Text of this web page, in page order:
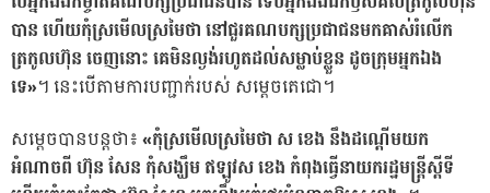
បាន ហើយកុំស្រមើលស្រមៃថា នៅជួរគណបក្សប្រជាជនមកគាស់រំលើក
ត្រកូលហ៊ុន ចេញនោះ គេមិនល្ងង់រហូតដល់សម្លាប់ខ្លួន ដូចក្រុមអ្នកឯង
ទេ»។ នេះបើតាមការបញ្ជាក់របស់ សម្តេចតេជោ។
សម្តេចបានបន្តថា៖«កុំស្រមើលស្រមៃថា ស ខេង នឹងដណ្តើមយក
អំណាចពី ហ៊ុន សែន កុំសង្ឃឹម ឥឡូវស ខេង​ កំពុងធ្វើនាយករដ្ឋមន្ត្រីស្តីទី​